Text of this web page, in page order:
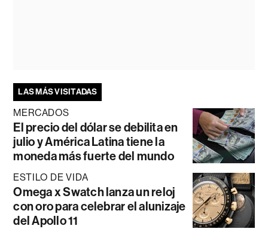
LAS MÁS VISITADAS
MERCADOS
El precio del dólar se debilita en
julio y América Latina tiene la
moneda más fuerte del mundo
ESTILO DE VIDA
Omega x Swatch lanza un reloj
con oro para celebrar el alunizaje
del Apollo 11